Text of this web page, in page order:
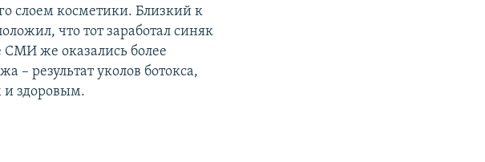
слоем косметики. Близкий к
что тот заработал синяк
СМИ же оказались более
– результат уколов ботокса,
и здоровым.